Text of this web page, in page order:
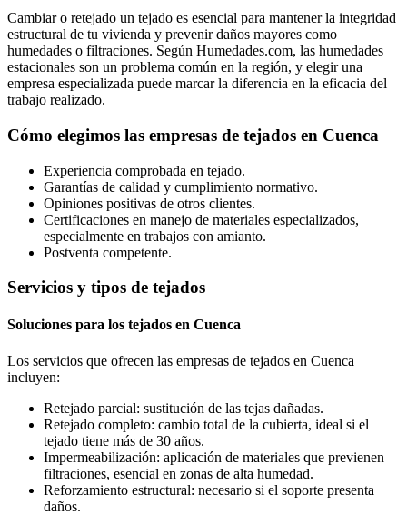
Cambiar o retejado un tejado es esencial para mantener la integridad
estructural de tu vivienda y prevenir daños mayores como
humedades o filtraciones. Según Humedades.com, las humedades
estacionales son un problema común en la región, y elegir una
empresa especializada puede marcar la diferencia en la eficacia del
trabajo realizado.
Cómo elegimos las empresas de tejados en Cuenca
Experiencia comprobada en tejado.
Garantías de calidad y cumplimiento normativo.
Opiniones positivas de otros clientes.
Certificaciones en manejo de materiales especializados,
especialmente en trabajos con amianto.
Postventa competente.
Servicios y tipos de tejados
Soluciones para los tejados en Cuenca
Los servicios que ofrecen las empresas de tejados en Cuenca
incluyen:
Retejado parcial: sustitución de las tejas dañadas.
Retejado completo: cambio total de la cubierta, ideal si el
tejado tiene más de 30 años.
Impermeabilización: aplicación de materiales que previenen
filtraciones, esencial en zonas de alta humedad.
Reforzamiento estructural: necesario si el soporte presenta
daños.